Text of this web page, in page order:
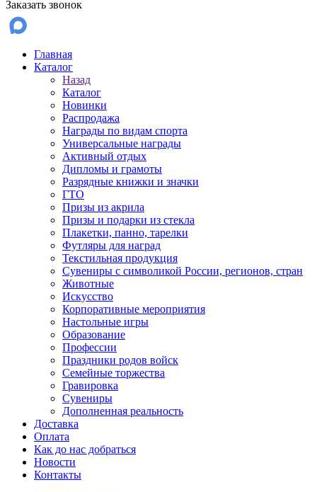
Заказать звонок
Главная
Каталог
Назад
Каталог
Новинки
Распродажа
Награды по видам спорта
Универсальные награды
Активный отдых
Дипломы и грамоты
Разрядные книжки и значки
ГТО
Призы из акрила
Призы и подарки из стекла
Плакетки, панно, тарелки
Футляры для наград
Текстильная продукция
Сувениры с символикой России, регионов, стран
Животные
Искусство
Корпоративные мероприятия
Настольные игры
Образование
Профессии
Праздники родов войск
Семейные торжества
Гравировка
Сувениры
Дополненная реальность
Доставка
Оплата
Как до нас добраться
Новости
Контакты